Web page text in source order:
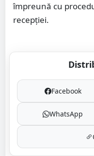
împreună cu
recepției.
Facebook
WhatsApp